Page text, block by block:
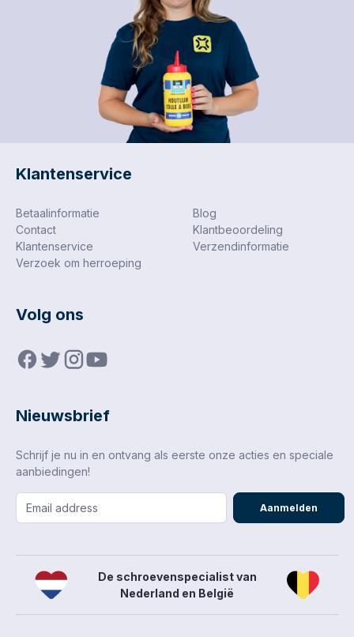
Klantenservice
Betaalinformatie
Blog
Contact
Klantbeoordeling
Klantenservice
Verzendinformatie
Verzoek om herroeping
Volg ons
Nieuwsbrief
Schrijf je nu in en ontvang als eerste onze acties en speciale
aanbiedingen!
Aanmelden
De schroevenspecialist van
Nederland en België